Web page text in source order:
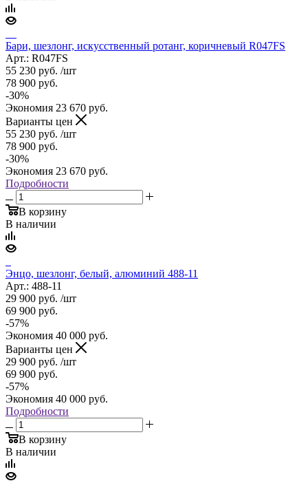
Бари, шезлонг, искусственный ротанг, коричневый R047FS
Арт.: R047FS
55 230 руб. /шт
78 900 руб.
-30%
Экономия 23 670 руб.
Варианты цен
55 230 руб. /шт
78 900 руб.
-30%
Экономия 23 670 руб.
Подробности
В корзину
В наличии
Энцо, шезлонг, белый, алюминий 488-11
Арт.: 488-11
29 900 руб. /шт
69 900 руб.
-57%
Экономия 40 000 руб.
Варианты цен
29 900 руб. /шт
69 900 руб.
-57%
Экономия 40 000 руб.
Подробности
В корзину
В наличии